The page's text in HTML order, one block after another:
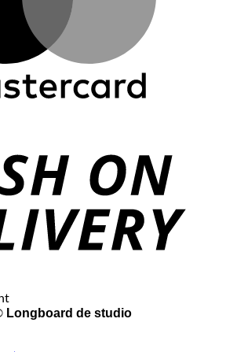
Longboard de studio